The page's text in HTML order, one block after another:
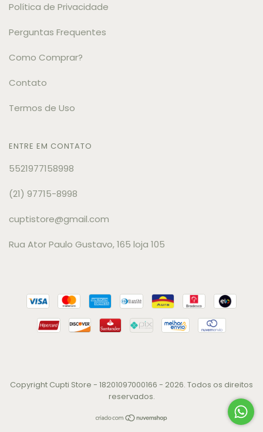
Política de Privacidade
Perguntas Frequentes
Como Comprar?
Contato
Termos de Uso
ENTRE EM CONTATO
5521977158998
(21) 97715-8998
cuptistore@gmail.com
Rua Ator Paulo Gustavo, 165 loja 105
Copyright Cupti Store - 18201097000166 - 2026. Todos os direitos
reservados.